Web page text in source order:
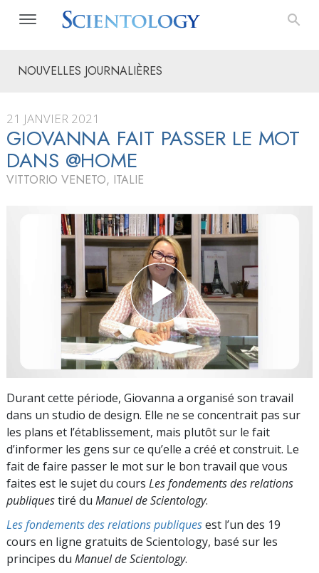
NOUVELLES JOURNALIÈRES
21 JANVIER 2021
GIOVANNA FAIT PASSER LE MOT
DANS @HOME
VITTORIO VENETO, ITALIE
Durant cette période, Giovanna a organisé son travail
dans un studio de design. Elle ne se concentrait pas sur
les plans et l’établissement, mais plutôt sur le fait
d’informer les gens sur ce qu’elle a créé et construit. Le
fait de faire passer le mot sur le bon travail que vous
faites est le sujet du cours Les fondements des relations
publiquestiré du Manuel de Scientology.
Les fondements des relations publiquesest l’un des 19
cours en ligne gratuits de Scientology, basé sur les
principes du Manuel de Scientology.